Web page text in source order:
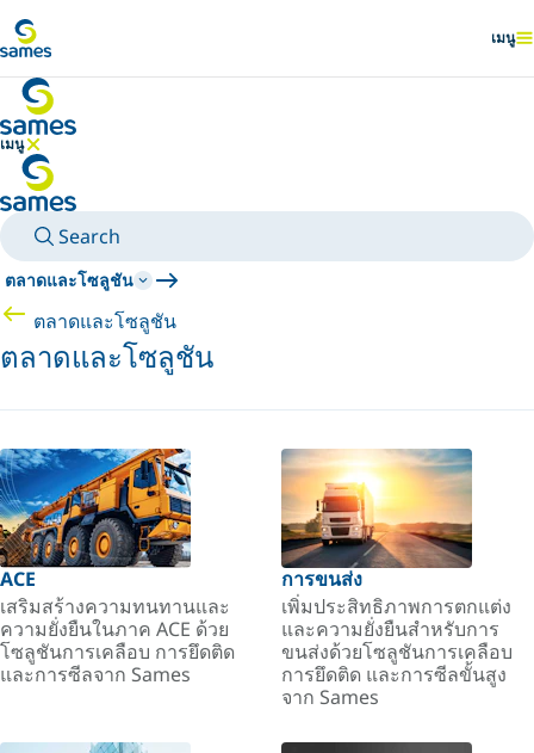
แสดง
เมนู
เมนู
ซ่อนเมนู
Search
ตลาดและโซลูชัน
ตลาดและโซลูชัน
ตลาดและโซลูชัน
ACE
เสริมสร้างความทนทานและ
ความยั่งยืนในภาค ACE ด้วย
โซลูชันการเคลือบ การยึดติด
และการซีลจาก Sames
การขนส่ง
เพิ่มประสิทธิภาพการตกแต่ง
และความยั่งยืนสำหรับการ
ขนส่งด้วยโซลูชันการเคลือบ
การยึดติด และการซีลขั้นสูง
จาก Sames